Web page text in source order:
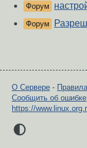
Форум
Форум
О Сервере -
Сообщить об ошибке
https://